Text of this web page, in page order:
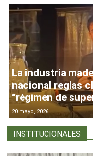
La industria
nacional reglas
“régimen de
20 mayo, 2026
INSTITUCIONALES